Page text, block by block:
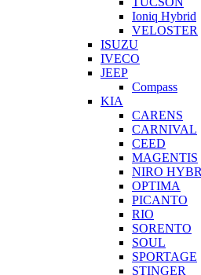
Ioniq Hybrid
VELOSTER
ISUZU
IVECO
JEEP
Compass
KIA
CARENS
CARNIVAL
CEED
MAGENTIS
NIRO
OPTIMA
PICANTO
RIO
SORENTO
SOUL
SPORTAGE
STINGER